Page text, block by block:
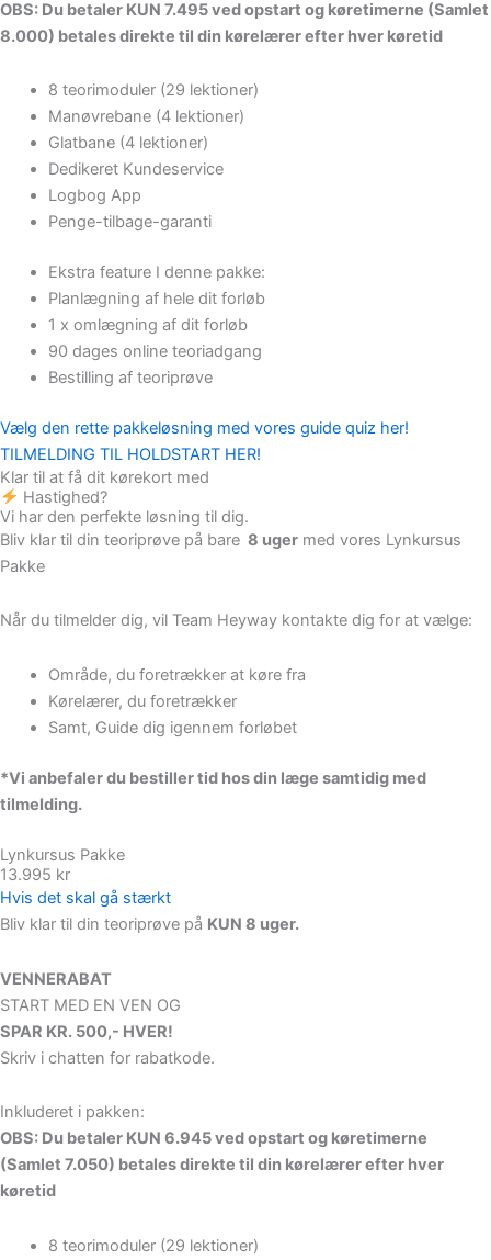
OBS: Du betaler KUN 7.495 ved opstart og køretimerne (Samlet
8.000) betales direkte til din kørelærer efter hver køretid
8 teorimoduler (29 lektioner)
Manøvrebane (4 lektioner)
Glatbane (4 lektioner)
Dedikeret Kundeservice
Logbog App
Penge-tilbage-garanti
Ekstra feature I denne pakke:
Planlægning af hele dit forløb
1 x omlægning af dit forløb
90 dages online teoriadgang
Bestilling af teoriprøve
Vælg den rette pakkeløsning med vores guide quiz her!
TILMELDING TIL HOLDSTART HER!
Klar til at få dit kørekort med
Hastighed?
Vi har den perfekte løsning til dig.
Bliv klar til din teoriprøve på bare 8 uger med vores Lynkursus
Pakke
Når du tilmelder dig, vil Team Heyway kontakte dig for at vælge:
Område, du foretrækker at køre fra
Kørelærer, du foretrækker
Samt, Guide dig igennem forløbet
*Vi anbefaler du bestiller tid hos din læge samtidig med
tilmelding.
Lynkursus Pakke
13.995 kr
Hvis det skal gå stærkt
Bliv klar til din teoriprøve på KUN 8 uger.
VENNERABAT
START MED EN VEN OG
SPAR KR. 500,- HVER!
Skriv i chatten for rabatkode.
Inkluderet i pakken:
OBS: Du betaler KUN 6.945 ved opstart og køretimerne
(Samlet 7.050) betales direkte til din kørelærer efter hver
køretid
8 teorimoduler (29 lektioner)